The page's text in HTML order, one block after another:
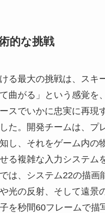
的な挑戦
る最大の挑戦は、スキ
曲がる」という感覚を
スでいかに忠実に再現
た。開発チームは、プ
し、それをゲーム内の
る複雑な入力システム
は、システム22の描画
光の反射、そして遠景
を秒間60フレームで描